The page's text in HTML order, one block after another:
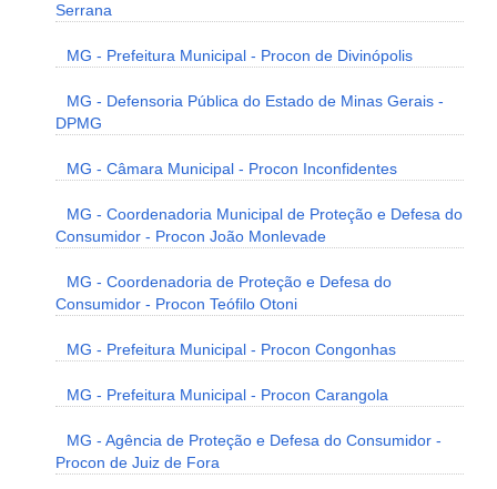
Serrana
MG - Prefeitura Municipal - Procon de Divinópolis
MG - Defensoria Pública do Estado de Minas Gerais -
DPMG
MG - Câmara Municipal - Procon Inconfidentes
MG - Coordenadoria Municipal de Proteção e Defesa do
Consumidor - Procon João Monlevade
MG - Coordenadoria de Proteção e Defesa do
Consumidor - Procon Teófilo Otoni
MG - Prefeitura Municipal - Procon Congonhas
MG - Prefeitura Municipal - Procon Carangola
MG - Agência de Proteção e Defesa do Consumidor -
Procon de Juiz de Fora